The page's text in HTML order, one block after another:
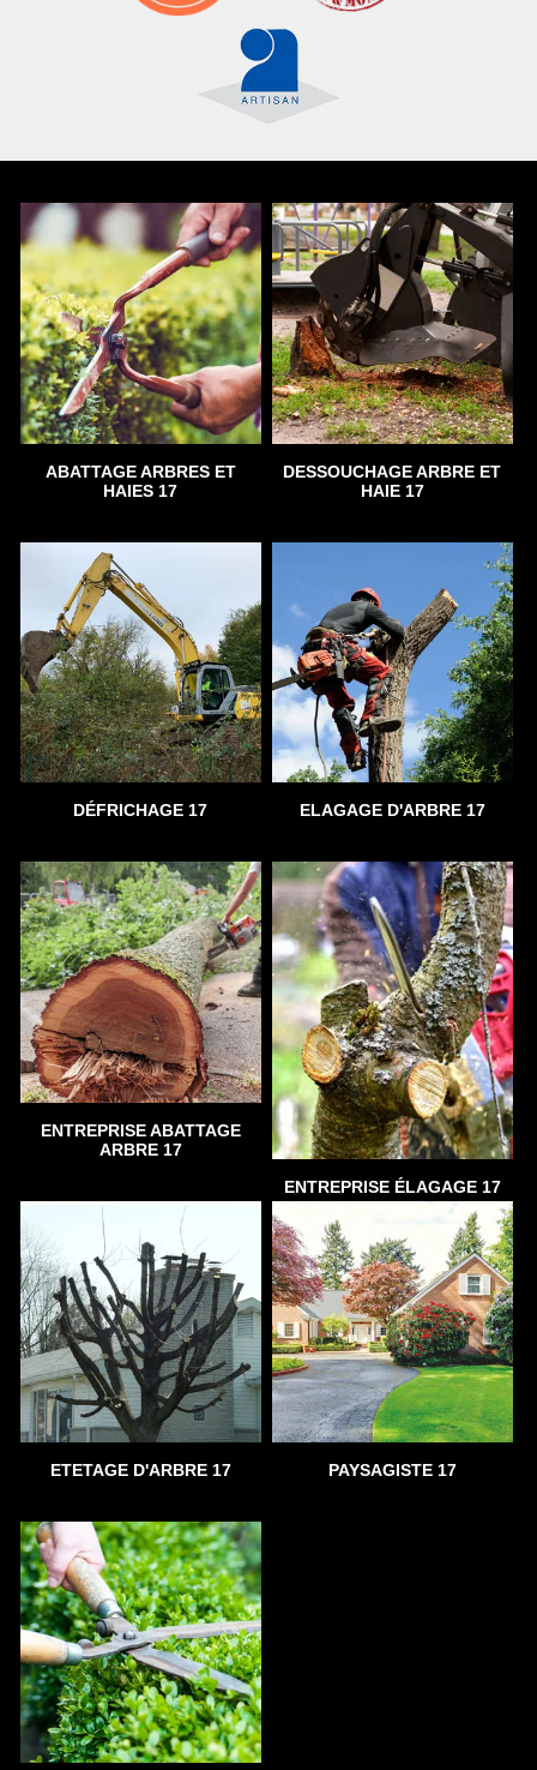
ABATTAGE ARBRES ET
HAIES 17
DESSOUCHAGE ARBRE ET
HAIE 17
DÉFRICHAGE 17 ELAGAGE D'ARBRE 17
ENTREPRISE ABATTAGE
ARBRE 17
ENTREPRISE ÉLAGAGE 17
ETETAGE D'ARBRE 17 PAYSAGISTE 17